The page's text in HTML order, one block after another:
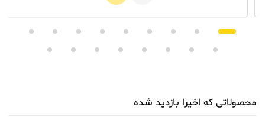
محصولاتی که اخیرا بازدید شده